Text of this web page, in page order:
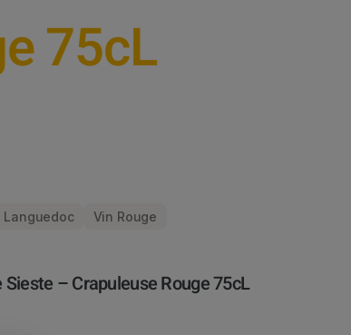
75cL
Languedoc Vin Rouge
Sieste – Crapuleuse Rouge 75cL